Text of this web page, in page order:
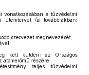
vonatkozásában a tűzvédelmi
ütemtervet (a továbbiakban:
szervezet megnevezését,
kell küldeni az Országos
részére.
teljes tűzvédelmi